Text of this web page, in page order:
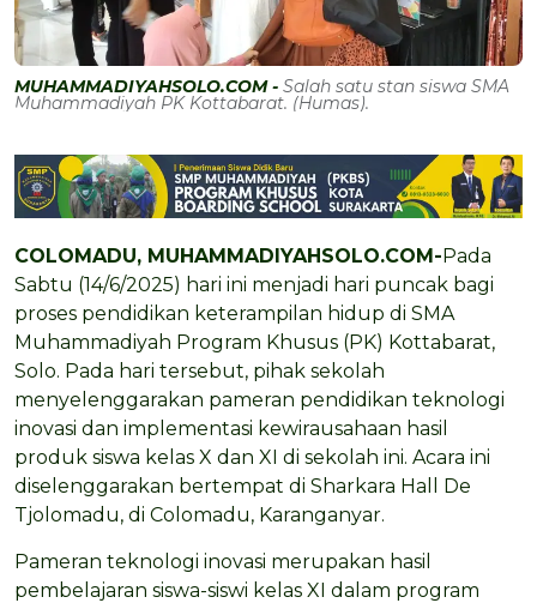
MUHAMMADIYAHSOLO.COM - Salah satu stan siswa SMA
Muhammadiyah PK Kottabarat. (Humas).
COLOMADU, MUHAMMADIYAHSOLO.COM-Pada
Sabtu (14/6/2025) hari ini menjadi hari puncak bagi
proses pendidikan keterampilan hidup di SMA
Muhammadiyah Program Khusus (PK) Kottabarat,
Solo. Pada hari tersebut, pihak sekolah
menyelenggarakan pameran pendidikan teknologi
inovasi dan implementasi kewirausahaan hasil
produk siswa kelas X dan XI di sekolah ini. Acara ini
diselenggarakan bertempat di Sharkara Hall De
Tjolomadu, di Colomadu, Karanganyar.
Pameran teknologi inovasi merupakan hasil
pembelajaran siswa-siswi kelas XI dalam program